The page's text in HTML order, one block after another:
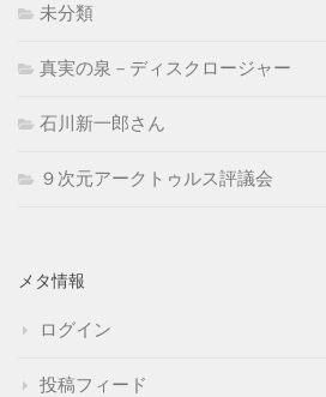
未分類
真実の泉－ディスクロージャー
石川新一郎さん
９次元アークトゥルス評議会
メタ情報
ログイン
投稿フィード